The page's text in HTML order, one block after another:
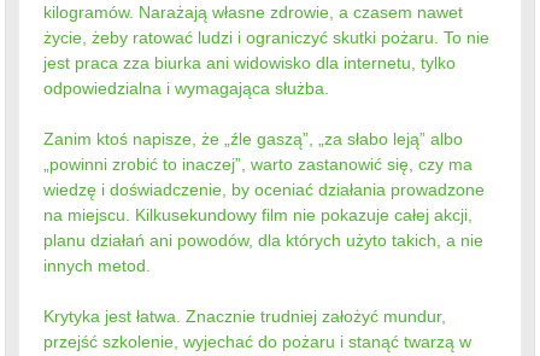
kilogramów. Narażają własne zdrowie, a czasem nawet
życie, żeby ratować ludzi i ograniczyć skutki pożaru. To nie
jest praca zza biurka ani widowisko dla internetu, tylko
odpowiedzialna i wymagająca służba.
Zanim ktoś napisze, że „źle gaszą”, „za słabo leją” albo
„powinni zrobić to inaczej”, warto zastanowić się, czy ma
wiedzę i doświadczenie, by oceniać działania prowadzone
na miejscu. Kilkusekundowy film nie pokazuje całej akcji,
planu działań ani powodów, dla których użyto takich, a nie
innych metod.
Krytyka jest łatwa. Znacznie trudniej założyć mundur,
przejść szkolenie, wyjechać do pożaru i stanąć twarzą w